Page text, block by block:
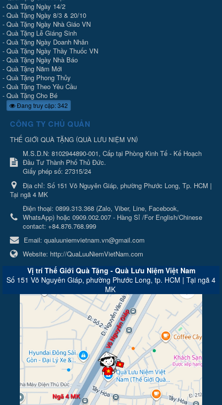
- Quà Tặng Ngày 14/2
- Quà Tặng Ngày 8/3 & 20/10
- Quà Tặng Ngày Nhà Giáo VN
- Quà Tặng Lễ Giáng Sinh
- Quà Tặng Ngày Doanh Nhân
- Quà Tặng Ngày Thầy Thuốc VN
- Quà Tặng Ngày Nhà Báo
- Quà Tặng Năm Mới
- Quà Tặng Phong Thủy
- Quà Tặng Theo Yêu Cầu
- Quà Tặng Cho Bé
Đang truy cập: 342
CÔNG TY CHỦ QUẢN
THẾ GIỚI QUÀ TẶNG (QUÀ LƯU NIỆM VN)
M.S.D.N: 8102944890-001, Cấp tại Phòng Kinh Tế - Kế Hoạch
Đầu Tư Thành Phố Thủ Đức.
Giấy phép số: 27315/24
Địa chỉ: Số 151 Võ Nguyên Giáp, phường Phước Long, Tp. HCM |
Tại ngã 4 MK
Điện thoại: 0899.313.368 (Zalo, Viber, Line, Facebook,
WhatsApp) hoặc 0909.002.007 - Hàng Sỉ /For English/Chinese
contact: +84.876.768.999
Email: qualuuniemvietnam.vn@gmail.com
Website: http://QuaLuuNiemVietNam.com
Vị trí Thế Giới Quà Tặng - Quà Lưu Niệm Việt Nam
Số 151 Võ Nguyên Giáp, phường Phước Long, tp. HCM | Tại ngã 4
MK